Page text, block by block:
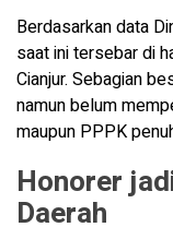
Berdasarkan data
saat ini tersebar di
Cianjur. Sebagian
namun belum
maupun PPPK
Honorer
Daerah